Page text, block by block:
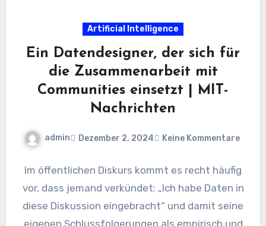
Artificial Intelligence
Ein Datendesigner, der sich für
die Zusammenarbeit mit
Communities einsetzt | MIT-
Nachrichten
admin Dezember 2, 2024 Keine Kommentare
Im öffentlichen Diskurs kommt es recht häufig
vor, dass jemand verkündet: „Ich habe Daten in
diese Diskussion eingebracht“ und damit seine